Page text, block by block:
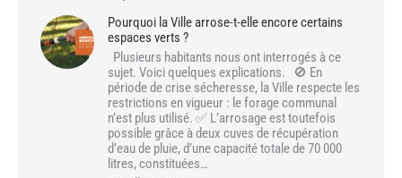
Pourquoi la Ville arrose-t-elle encore certains
espaces verts ?
Plusieurs habitants nous ont interrogés à ce
sujet. Voici quelques explications. 🚫 En
période de crise sécheresse, la Ville respecte les
restrictions en vigueur : le forage communal
n’est plus utilisé. ✅ L’arrosage est toutefois
possible grâce à deux cuves de récupération
d’eau de pluie, d’une capacité totale de 70 000
litres, constituées…